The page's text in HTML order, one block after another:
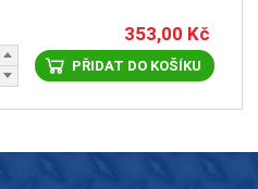
353,00 Kč
PŘIDAT DO KOŠÍKU